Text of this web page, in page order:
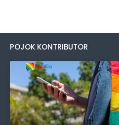
POJOK KONTRIBUTOR